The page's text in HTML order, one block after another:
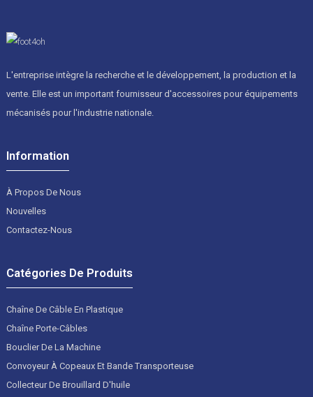
L'entreprise intègre la recherche et le développement, la production et la
vente. Elle est un important fournisseur d'accessoires pour équipements
mécanisés pour l'industrie nationale.
Information
À Propos De Nous
Nouvelles
Contactez-Nous
Catégories De Produits
Chaîne De Câble En Plastique
Chaîne Porte-Câbles
Bouclier De La Machine
Convoyeur À Copeaux Et Bande Transporteuse
Collecteur De Brouillard D'huile